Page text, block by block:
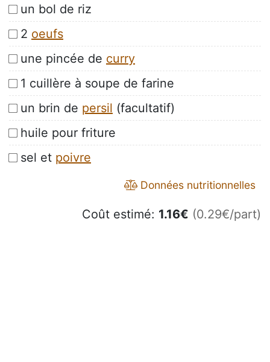
un bol de riz
2 oeufs
une pincée de curry
1 cuillère à soupe de farine
un brin de persil (facultatif)
huile pour friture
sel et poivre
Données nutritionnelles
Coût estimé: 1.16€ (0.29€/part)